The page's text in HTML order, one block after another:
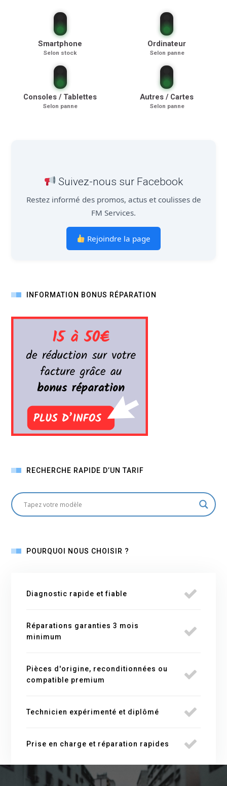
Smartphone
Selon stock
Ordinateur
Selon panne
Consoles / Tablettes
Selon panne
Autres / Cartes
Selon panne
Suivez-nous sur Facebook
Restez informé des promos, actus et coulisses de
FM Services.
Rejoindre la page
INFORMATION BONUS RÉPARATION
RECHERCHE RAPIDE D’UN TARIF
POURQUOI NOUS CHOISIR ?
Diagnostic rapide et fiable
Réparations garanties 3 mois
minimum
Pièces d'origine, reconditionnées ou
compatible premium
Technicien expérimenté et diplômé
Prise en charge et réparation rapides